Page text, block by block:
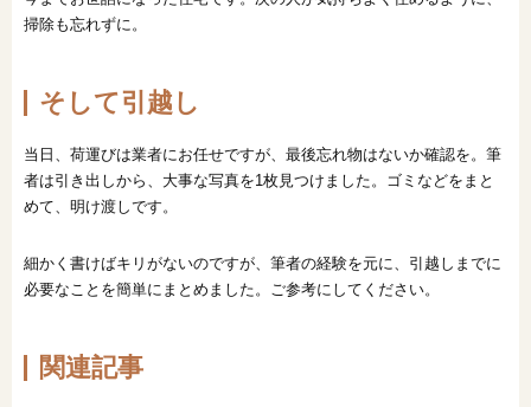
掃除も忘れずに。
そして引越し
当日、荷運びは業者にお任せですが、最後忘れ物はないか確認を。筆
者は引き出しから、大事な写真を1枚見つけました。ゴミなどをまと
めて、明け渡しです。
細かく書けばキリがないのですが、筆者の経験を元に、引越しまでに
必要なことを簡単にまとめました。ご参考にしてください。
関連記事